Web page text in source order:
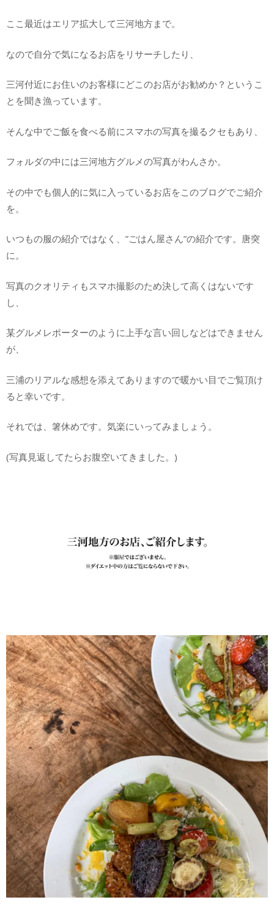
ここ最近はエリア拡大して三河地方まで。
なので自分で気になるお店をリサーチしたり、
三河付近にお住いのお客様にどこのお店がお勧めか？というこ
とを聞き漁っています。
そんな中でご飯を食べる前にスマホの写真を撮るクセもあり、
フォルダの中には三河地方グルメの写真がわんさか。
その中でも個人的に気に入っているお店をこのブログでご紹介
を。
いつもの服の紹介ではなく、”ごはん屋さん”の紹介です。唐突
に。
写真のクオリティもスマホ撮影のため決して高くはないです
し、
某グルメレポーターのように上手な言い回しなどはできません
が、
三浦のリアルな感想を添えてありますので暖かい目でご覧頂け
ると幸いです。
それでは、箸休めです。気楽にいってみましょう。
(写真見返してたらお腹空いてきました。)